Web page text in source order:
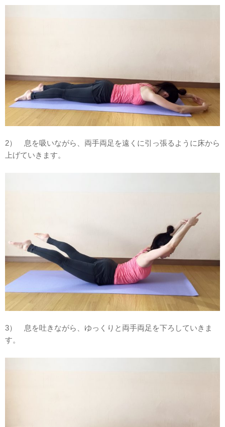
2） 息を吸いながら、両手両足を遠くに引っ張るように床から
上げていきます。
3） 息を吐きながら、ゆっくりと両手両足を下ろしていきま
す。